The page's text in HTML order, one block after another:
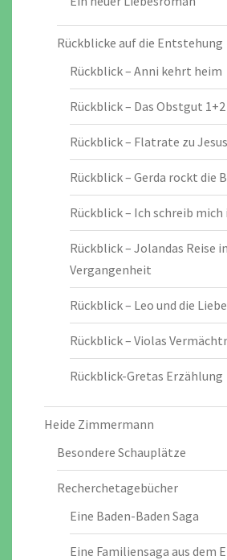
Rückblicke auf die Entstehung
Rückblick – Anni kehrt heim
Rückblick – Das Obstgut 1+2
Rückblick – Flatrate zu Jesus
Rückblick – Gerda rockt die
Rückblick – Ich schreib mich
Rückblick – Jolandas Reise
Vergangenheit
Rückblick – Leo und die Liebe
Rückblick – Violas
Rückblick-Gretas Erzählung
Heide Zimmermann
Besondere Schauplätze
Recherchetagebücher
Eine Baden-Baden Saga
Eine Familiensaga aus dem